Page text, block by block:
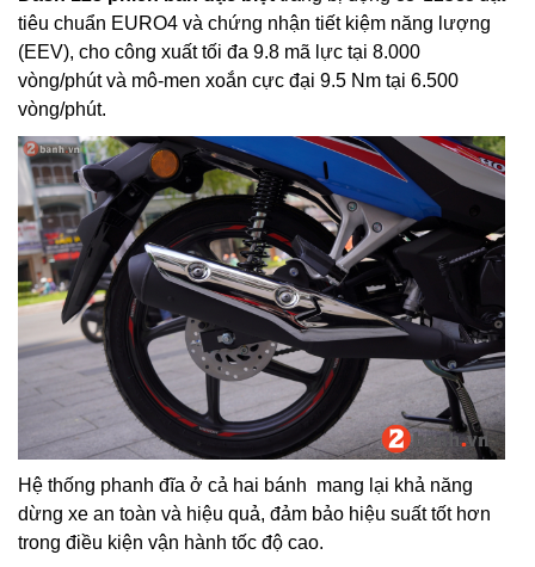
tiêu chuẩn EURO4 và chứng nhận tiết kiệm năng lượng
(EEV), cho công xuất tối đa 9.8 mã lực tại 8.000
vòng/phút và mô-men xoắn cực đại 9.5 Nm tại 6.500
vòng/phút.
Hệ thống phanh đĩa ở cả hai bánh mang lại khả năng
dừng xe an toàn và hiệu quả, đảm bảo hiệu suất tốt hơn
trong điều kiện vận hành tốc độ cao.